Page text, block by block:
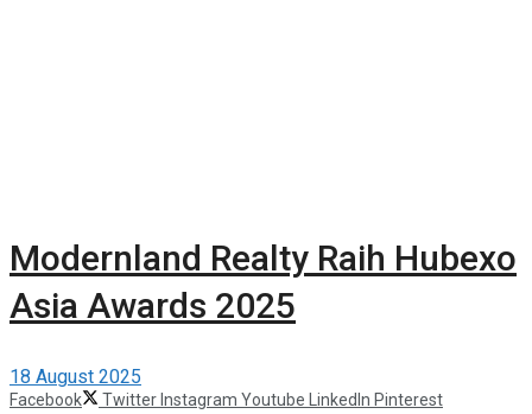
Modernland Realty Raih Hubexo
Asia Awards 2025
18 August 2025
Facebook Twitter Instagram Youtube LinkedIn Pinterest